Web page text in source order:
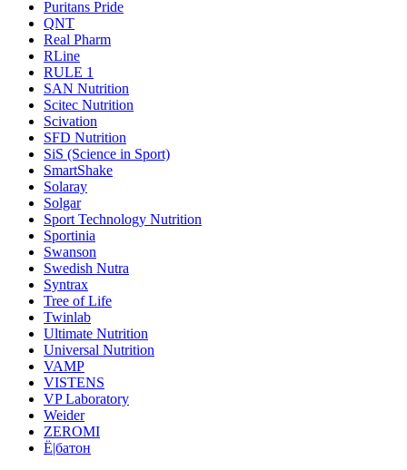
Puritans Pride
QNT
Real Pharm
RLine
RULE 1
SAN Nutrition
Scitec Nutrition
Scivation
SFD Nutrition
SiS (Science in Sport)
SmartShake
Solaray
Solgar
Sport Technology Nutrition
Sportinia
Swanson
Swedish Nutra
Syntrax
Tree of Life
Twinlab
Ultimate Nutrition
Universal Nutrition
VAMP
VISTENS
VP Laboratory
Weider
ZEROMI
Ё|батон